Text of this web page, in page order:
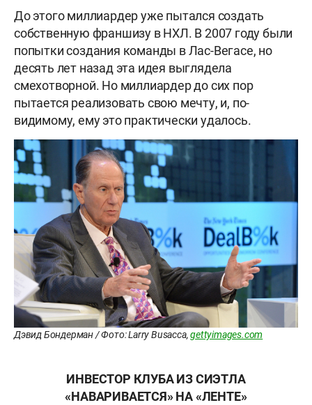
До этого миллиардер уже пытался создать
собственную франшизу в НХЛ. В 2007 году были
попытки создания команды в Лас-Вегасе, но
десять лет назад эта идея выглядела
смехотворной. Но миллиардер до сих пор
пытается реализовать свою мечту, и, по-
видимому, ему это практически удалось.
Дэвид Бондерман / Фото: Larry Busacca,gettyimages.com
ИНВЕСТОР КЛУБА ИЗ СИЭТЛА
«НАВАРИВАЕТСЯ» НА «ЛЕНТЕ»